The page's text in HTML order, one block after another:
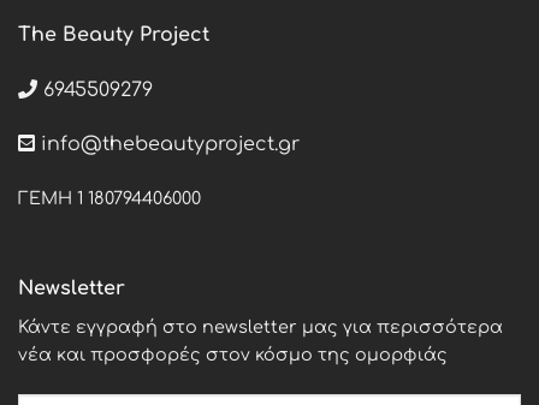
The Beauty Project
6945509279
info@thebeautyproject.gr
ΓΕΜΗ 1 180794406000
Newsletter
Κάντε εγγραφή στο newsletter μας για περισσότερα
νέα και προσφορές στον κόσμο της ομορφιάς